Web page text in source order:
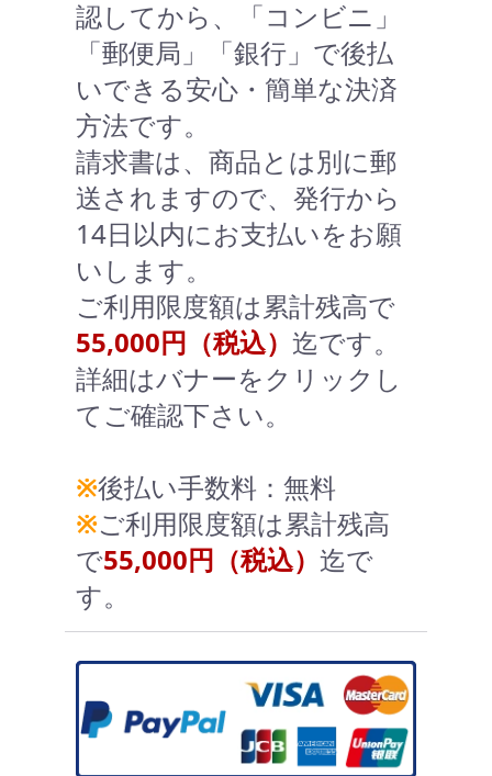
認してから、「コンビニ」
「郵便局」「銀行」で後払
いできる安心・簡単な決済
方法です。
請求書は、商品とは別に郵
送されますので、発行から
14日以内にお支払いをお願
いします。
ご利用限度額は累計残高で
55,000円（税込） 迄です。
詳細はバナーをクリックし
てご確認下さい。
※後払い手数料：無料
※ご利用限度額は累計残高
で55,000円（税込） 迄で
す。